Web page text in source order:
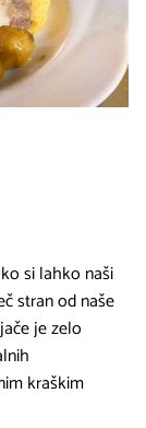
si lahko naši
stran od naše
je zelo
kraškim